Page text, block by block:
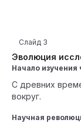
Эволюция
Слайд 3
Начало изучения
С древних
вокруг.
Научная